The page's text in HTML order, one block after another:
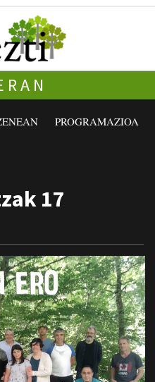
PROGRAMAZIOA
17